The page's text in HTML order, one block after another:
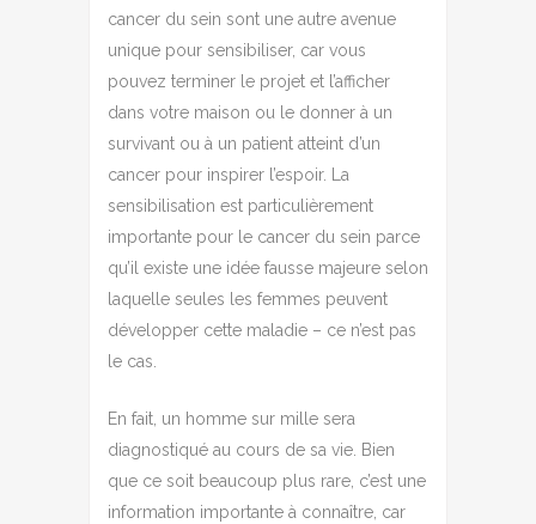
cancer du sein sont une autre avenue
unique pour sensibiliser, car vous
pouvez terminer le projet et l’afficher
dans votre maison ou le donner à un
survivant ou à un patient atteint d’un
cancer pour inspirer l’espoir.
La
sensibilisation est particulièrement
importante pour le cancer du sein parce
qu’il existe une idée fausse majeure selon
laquelle seules les femmes peuvent
développer cette maladie – ce n’est pas
le cas.
En fait, un homme sur mille sera
diagnostiqué au cours de sa vie. Bien
que ce soit beaucoup plus rare, c’est une
information importante à connaître, car